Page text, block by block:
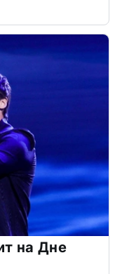
на Дне